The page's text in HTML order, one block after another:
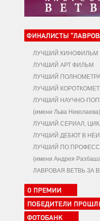
ЛУЧШИЙ КИНОФИЛЬМ
ЛУЧШИЙ АРТ ФИЛЬМ
ЛУЧШИЙ
ЛУЧШИЙ
ЛУЧШИЙ НАУЧНО-
(имени Льва Николаева)
ЛУЧШИЙ СЕРИАЛ,
ЛУЧШИЙ ДЕБЮТ В
ЛУЧШИЙ ПО
(имени Андрея
ЛАВРОВАЯ ВЕТВЬ ЗА